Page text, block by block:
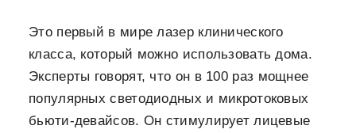
Это первый в мире лазер клинического
класса, который можно использовать дома.
Эксперты говорят, что он в 100 раз мощнее
популярных светодиодных и микротоковых
бьюти-девайсов. Он стимулирует лицевые